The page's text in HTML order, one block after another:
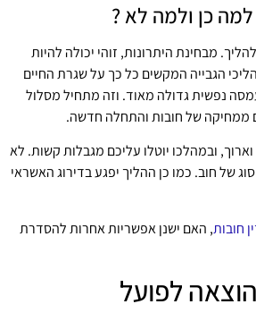
כן ולמה לא ?
מבחינת היתרונות, זוהי יכולה להיות
הגבייה המקשים כל כך על שגרת החיים
נפשית גדולה מאוד. וזה מתחיל מסלול
ממחיקה של חובות והתחלה חדשה.
ובמהלכו יוטלו עליכם מגבלות קשות. לא
של חוב. כמו כן ההליך יפגע בדירוג האשראי
חובות, האם ישנן אפשריות אחרות להסדרת
לפועל